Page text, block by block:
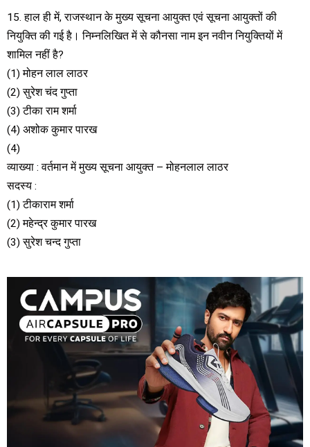
15. हाल ही में, राजस्थान के मुख्य सूचना आयुक्त एवं सूचना आयुक्तों की
नियुक्ति की गई है। निम्नलिखित में से कौनसा नाम इन नवीन नियुक्तियों में
शामिल नहीं है?
(1) मोहन लाल लाठर
(2) सुरेश चंद गुप्ता
(3) टीका राम शर्मा
(4) अशोक कुमार पारख
(4)
व्याख्या : वर्तमान में मुख्य सूचना आयुक्त – मोहनलाल लाठर
सदस्य :
(1) टीकाराम शर्मा
(2) महेन्द्र कुमार पारख
(3) सुरेश चन्द गुप्ता